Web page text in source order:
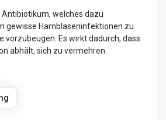
welches dazu
gewisse Harnblaseninfektionen zu
vorzubeugen. Es wirkt dadurch, dass
abhält, sich zu vermehren.